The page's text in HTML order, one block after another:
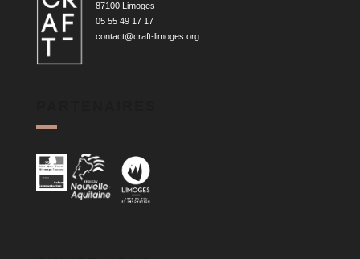
87100 Limoges
05 55 49 17 17
contact@craft-limoges.org